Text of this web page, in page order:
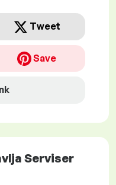
Tweet
Save
Serviser